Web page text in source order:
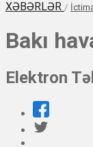
XƏBƏRLƏR /
Bakı
Elektron